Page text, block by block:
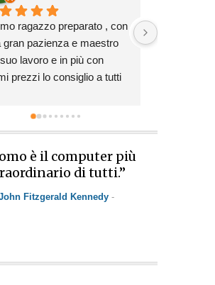
ragazzo preparato , con
gran pazienza e maestro
lavoro e in più con
prezzi lo consiglio a tutti
è il computer più
di tutti.”
Fitzgerald Kennedy-